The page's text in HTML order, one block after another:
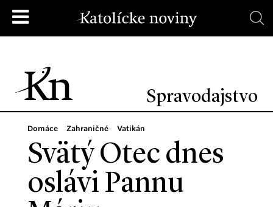
Spravodajstvo
Domáce Zahraničné Vatikán
Svätý Otec dnes
oslávi Pannu